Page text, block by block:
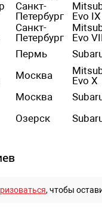
Санкт-
Петербург
Evo IX
Санкт-
Петербург
Evo
Пермь
Москва
Evo X
Москва
Озерск
, чтобы